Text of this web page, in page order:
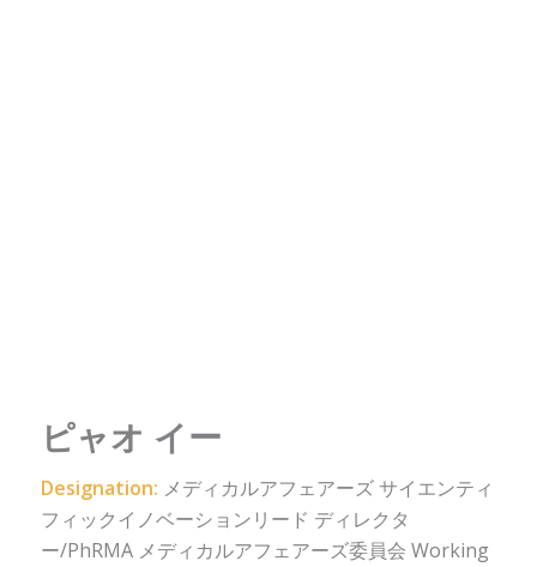
ピャオ イー
Designation: メディカルアフェアーズ サイエンティ
フィックイノベーションリード ディレクタ
ー/PhRMA メディカルアフェアーズ委員会 Working